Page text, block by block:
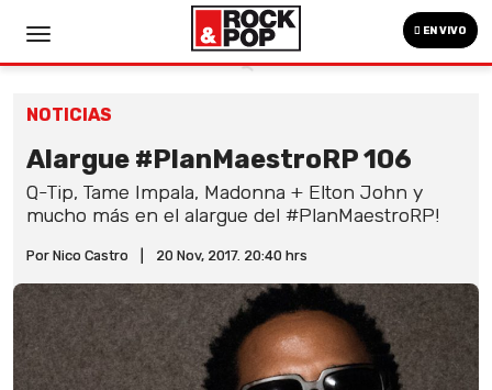
EN VIVO
NOTICIAS
Alargue #PlanMaestroRP 106
Q-Tip, Tame Impala, Madonna + Elton John y
mucho más en el alargue del #PlanMaestroRP!
Por Nico Castro 20 Nov, 2017. 20:40 hrs